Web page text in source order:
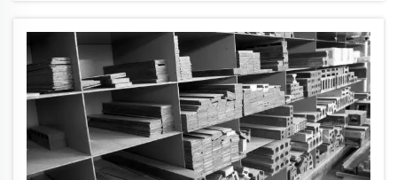
oblika i dimenzija savršeno prilagođenih
arhitektonskim zahtjevima...